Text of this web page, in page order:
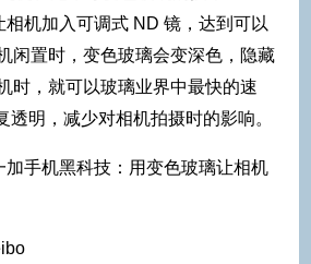
相机加入可调式 ND 镜，达到可以
闲置时，变色玻璃会变深色，隐藏
时，就可以玻璃业界中最快的速
透明，减少对相机拍摄时的影响。